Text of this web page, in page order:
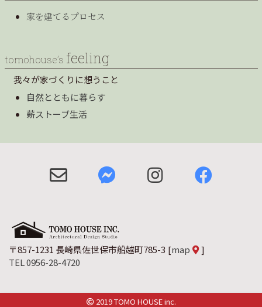
家を建てるプロセス
tomohouse’s feeling
我々が家づくりに想うこと
自然とともに暮らす
薪ストーブ生活
〒857-1231 長崎県佐世保市船越町785-3 [map
]
TEL 0956-28-4720
2019 TOMO HOUSE inc.